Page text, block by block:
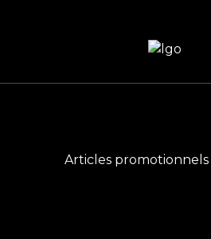
Articles promotionnels